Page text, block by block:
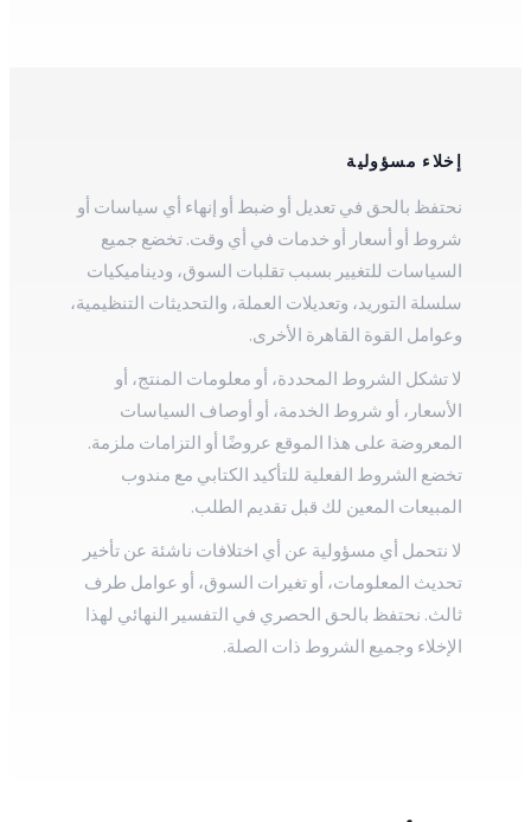
إخلاء مسؤولية
نحتفظ بالحق في تعديل أو ضبط أو إنهاء أي سياسات أو
شروط أو أسعار أو خدمات في أي وقت. تخضع جميع
السياسات للتغيير بسبب تقلبات السوق، وديناميكيات
سلسلة التوريد، وتعديلات العملة، والتحديثات التنظيمية،
وعوامل القوة القاهرة الأخرى.
لا تشكل الشروط المحددة، أو معلومات المنتج، أو
الأسعار، أو شروط الخدمة، أو أوصاف السياسات
المعروضة على هذا الموقع عروضًا أو التزامات ملزمة.
تخضع الشروط الفعلية للتأكيد الكتابي مع مندوب
المبيعات المعين لك قبل تقديم الطلب.
لا نتحمل أي مسؤولية عن أي اختلافات ناشئة عن تأخير
تحديث المعلومات، أو تغيرات السوق، أو عوامل طرف
ثالث. نحتفظ بالحق الحصري في التفسير النهائي لهذا
الإخلاء وجميع الشروط ذات الصلة.